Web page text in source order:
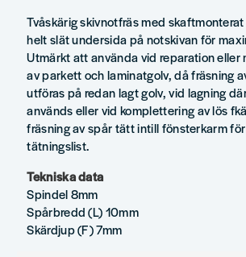
Tvåskärig skivnotfräs med
helt slät undersida på notskivan för
Utmärkt att använda vid reparation eller
av parkett och laminatgolv, då fräsning
utföras på redan lagt golv, vid lagning
används eller vid komplettering av lös
fräsning av spår tätt intill fönsterkarm
tätningslist.
Tekniska data
Spindel 8mm
Spårbredd (L) 10mm
Skärdjup (F) 7mm